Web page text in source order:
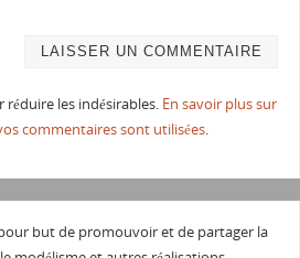
les indésirables. En savoir plus sur
commentaires sont utilisées.
but de promouvoir et de partager la